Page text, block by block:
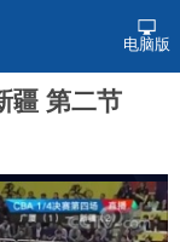
电脑版
疆 第二节